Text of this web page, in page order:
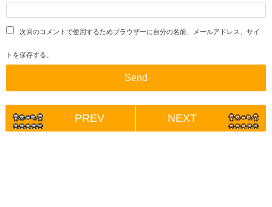
次回のコメントで使用するためブラウザーに自分の名前、メールアドレス、サイ
トを保存する。
PREV NEXT